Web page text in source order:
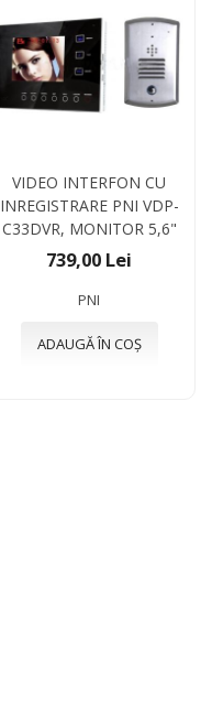
VIDEO INTERFON CU
INREGISTRARE PNI VDP-
C33DVR, MONITOR 5,6"
739,00 Lei
PNI
ADAUGĂ ÎN COȘ